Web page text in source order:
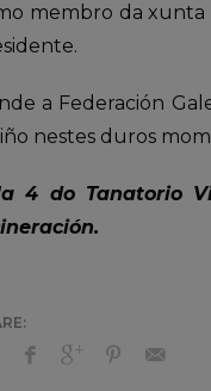
membro da xunta
a Federación
nestes duros
4 do Tanatorio